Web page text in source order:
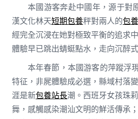
本國游客奔赴中國年，源于對
漢文化林天短期包養秤對兩人的包
經完全沉浸在她對極致平衡的追求
體驗早已跳出蜻蜓點水，走向沉醉
本年春節，本國游客的萍蹤浮
特征，非屍體驗成必選，縣域村落
涯是新包養站長潮。西班牙女孩珠
舞，感觸感染潮汕文明的鮮活傳承